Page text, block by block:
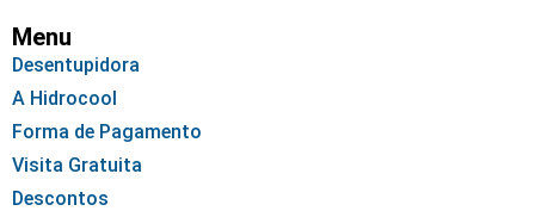
Menu
Desentupidora
A Hidrocool
Forma de Pagamento
Visita Gratuita
Descontos